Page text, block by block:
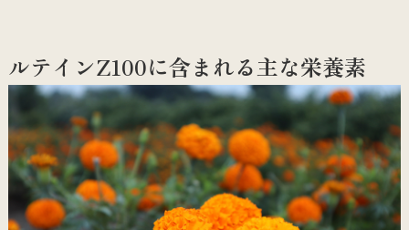
ルテインZ100に含まれる主な栄養素